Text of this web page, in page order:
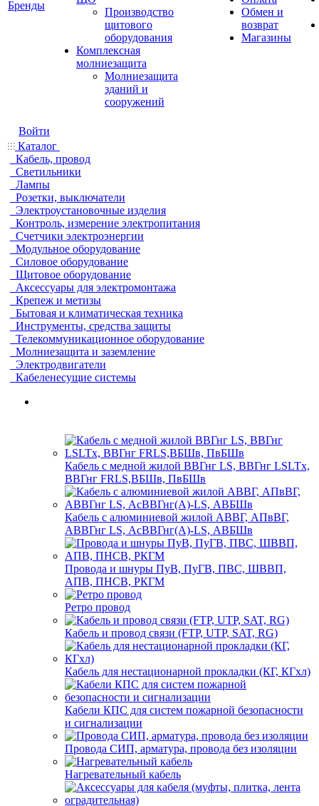
Бренды
Производство
щитового
оборудования
Комплексная
молниезащита
Молниезащита
зданий и
сооружений
Обмен и
возврат
Магазины
Войти
Каталог
Кабель, провод
Светильники
Лампы
Розетки, выключатели
Электроустановочные изделия
Контроль, измерение электропитания
Счетчики электроэнергии
Модульное оборудование
Силовое оборудование
Щитовое оборудование
Аксессуары для электромонтажа
Крепеж и метизы
Бытовая и климатическая техника
Инструменты, средства защиты
Телекоммуникационное оборудование
Молниезащита и заземление
Электродвигатели
Кабеленесущие системы
Кабель с медной жилой ВВГнг LS, ВВГнг LSLTx,
ВВГнг FRLS,ВБШв, ПвБШв
Кабель с алюминиевой жилой АВВГ, АПвВГ,
АВВГнг LS, АсВВГнг(А)-LS, АВБШв
Провода и шнуры ПуВ, ПуГВ, ПВС, ШВВП,
АПВ, ПНСВ, РКГМ
Ретро провод
Кабель и провод связи (FTP, UTP, SAT, RG)
Кабель для нестационарной прокладки (КГ, КГхл)
Кабели КПС для систем пожарной безопасности
и сигнализации
Провода СИП, арматура, провода без изоляции
Нагревательный кабель